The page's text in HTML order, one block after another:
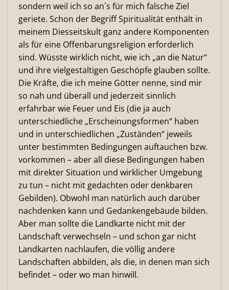
sondern weil ich so an´s für mich falsche Ziel
geriete. Schon der Begriff Spiritualität enthält in
meinem Diesseitskult ganz andere Komponenten
als für eine Offenbarungsreligion erforderlich
sind. Wüsste wirklich nicht, wie ich „an die Natur“
und ihre vielgestaltigen Geschöpfe glauben sollte.
Die Kräfte, die ich meine Götter nenne, sind mir
so nah und überall und jederzeit sinnlich
erfahrbar wie Feuer und Eis (die ja auch
unterschiedliche „Erscheinungsformen“ haben
und in unterschiedlichen „Zuständen“ jeweils
unter bestimmten Bedingungen auftauchen bzw.
vorkommen – aber all diese Bedingungen haben
mit direkter Situation und wirklicher Umgebung
zu tun – nicht mit gedachten oder denkbaren
Gebilden). Obwohl man natürlich auch darüber
nachdenken kann und Gedankengebäude bilden.
Aber man sollte die Landkarte nicht mit der
Landschaft verwechseln – und schon gar nicht
Landkarten nachlaufen, die völlig andere
Landschaften abbilden, als die, in denen man sich
befindet – oder wo man hinwill.